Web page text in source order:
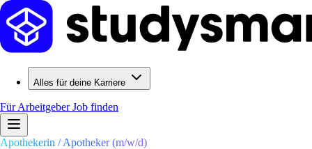
Alles für deine Karriere
Für ArbeitgeberJob finden
Apothekerin / Apotheker (m/w/d)